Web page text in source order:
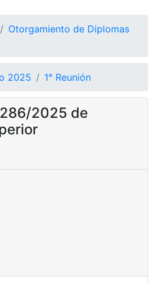
Otorgamiento de Diplomas
2025 1° Reunión
2025 de